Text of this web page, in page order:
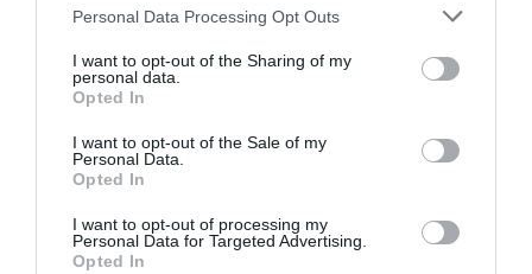
Please note that this website/app uses one or more Google
not limited to your visit or usage behaviour. You may click to
grant or deny consent to Google and its third-party tags to
use your data for below specified purposes in below Google
consent section.
Personal Data Processing Opt Outs
I want to opt-out of the Sharing of my
personal data.
Opted In
I want to opt-out of the Sale of my
Personal Data.
Opted In
I want to opt-out of processing my
Personal Data for Targeted Advertising.
Opted In